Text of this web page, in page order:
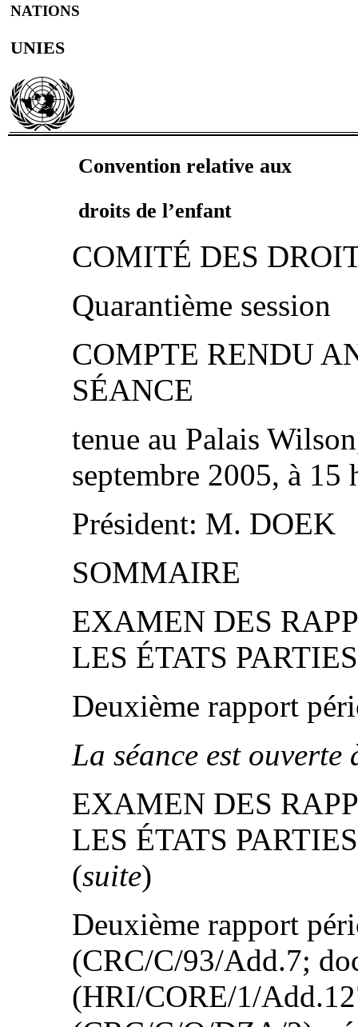
NATIONS
UNIES
Convention relative aux
droits de l’enfant
COMITÉ DES
Quarantième session
COMPTE RENDU
SÉANCE
tenue au Palais
septembre 2005, à 15
Président: M. DOEK
SOMMAIRE
EXAMEN DES
LES ÉTATS
Deuxième rapport
La séance est ouverte
EXAMEN DES
LES ÉTATS
(suite)
Deuxième rapport
(CRC/C/93/Add.7;
(HRI/CORE/1/